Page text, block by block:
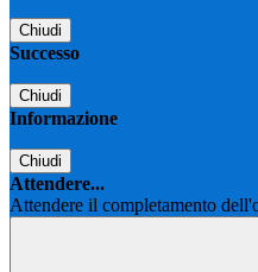
Chiudi
Successo
Chiudi
Informazione
Chiudi
Attendere...
Attendere il completamento